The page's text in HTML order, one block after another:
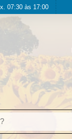
07:30 às 17:00